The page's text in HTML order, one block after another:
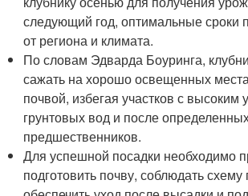
следующий год, оптимальные сроки
от региона и климата.
По словам Эдварда Боуринга,
сажать на хорошо освещенных
почвой, избегая участков с высоким
грунтовых вод и после
предшественников.
Для успешной посадки необходимо
подготовить почву, соблюдать схему